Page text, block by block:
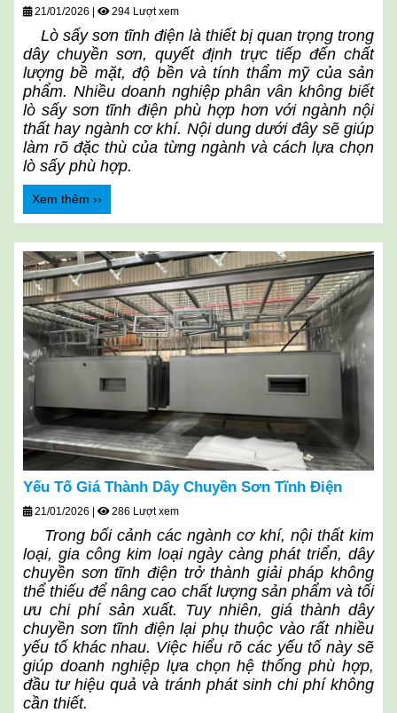
21/01/2026 | 294 Lượt xem
Lò sấy sơn tĩnh điện là thiết bị quan trọng trong
dây chuyền sơn, quyết định trực tiếp đến chất
lượng bề mặt, độ bền và tính thẩm mỹ của sản
phẩm. Nhiều doanh nghiệp phân vân không biết
lò sấy sơn tĩnh điện phù hợp hơn với ngành nội
thất hay ngành cơ khí. Nội dung dưới đây sẽ giúp
làm rõ đặc thù của từng ngành và cách lựa chọn
lò sấy phù hợp.
Xem thêm ››
Yếu Tố Giá Thành Dây Chuyền Sơn Tĩnh Điện
21/01/2026 286 Lượt xem
Trong bối cảnh các ngành cơ khí, nội thất kim
loại, gia công kim loại ngày càng phát triển, dây
chuyền sơn tĩnh điện trở thành giải pháp không
thể thiếu để nâng cao chất lượng sản phẩm và tối
ưu chi phí sản xuất. Tuy nhiên, giá thành dây
chuyền sơn tĩnh điện lại phụ thuộc vào rất nhiều
yếu tố khác nhau. Việc hiểu rõ các yếu tố này sẽ
giúp doanh nghiệp lựa chọn hệ thống phù hợp,
đầu tư hiệu quả và tránh phát sinh chi phí không
cần thiết.